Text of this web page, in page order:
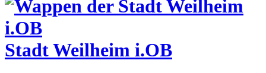
Stadt Weilheim i.OB